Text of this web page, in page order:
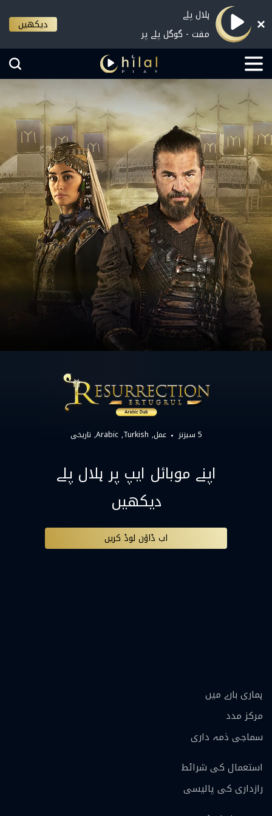
ہلال پلے
مفت - گوگل پلے پر
دیکھیں
5 سیزنز عمل Turkish
Arabic تاریخی
اپنے موبائل ایپ پر ہلال پلے
دیکھیں
اب ڈاؤن لوڈ کریں
ہماری بارے ميں
مرکز مدد
سماجی ذمہ داری
استعمال کی شرائط
رازداری کی پالیسی